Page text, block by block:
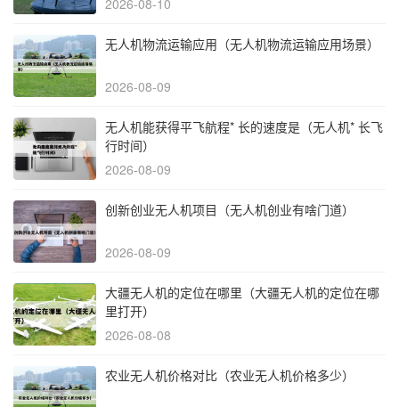
无人机物流运输应用（无人机物流运输应用场景）
2026-08-09
无人机能获得平飞航程* 长的速度是（无人机* 长飞
行时间）
2026-08-09
创新创业无人机项目（无人机创业有啥门道）
2026-08-09
大疆无人机的定位在哪里（大疆无人机的定位在哪
里打开）
2026-08-08
农业无人机价格对比（农业无人机价格多少）